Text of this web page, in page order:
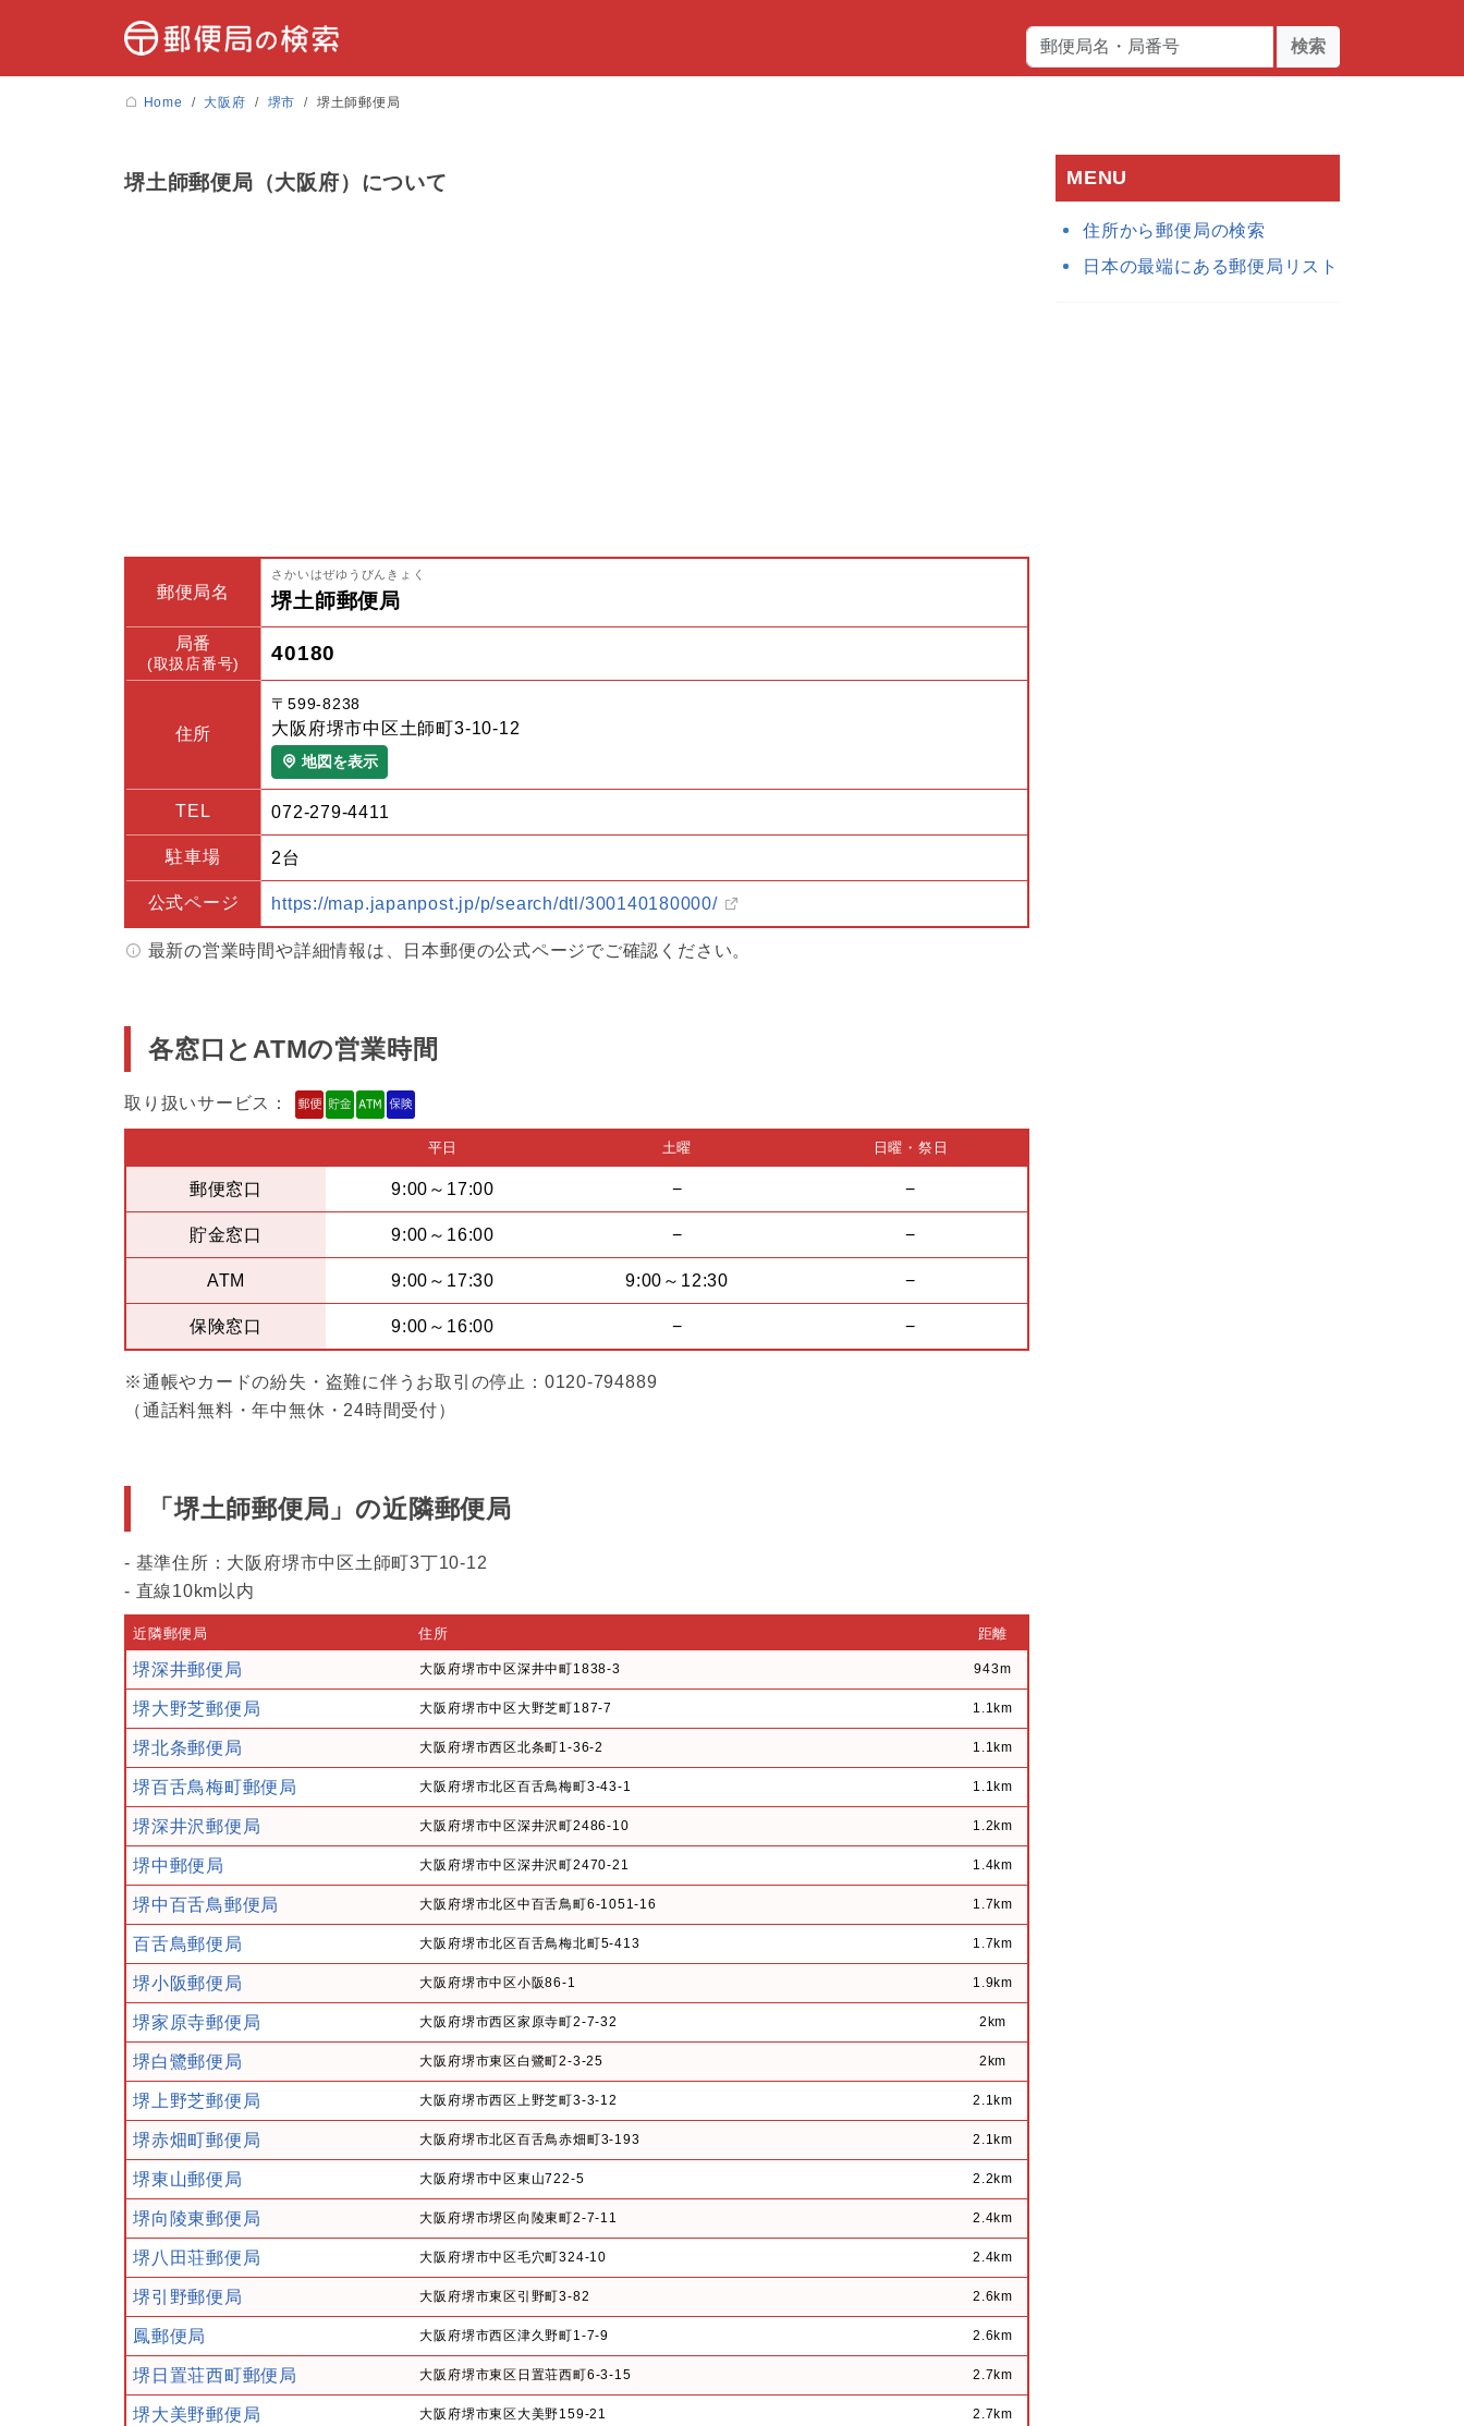
検索
Home 大阪府 堺市 堺土師郵便局
堺土師郵便局（大阪府）について
郵便局名
さかいはぜゆうびんきょく
堺土師郵便局
局番
(取扱店番号) 40180
住所
〒599-8238
大阪府堺市中区土師町3-10-12
地図を表示
TEL 072-279-4411
駐車場 2台
公式ページ https://map.japanpost.jp/p/search/dtl/300140180000/
最新の営業時間や詳細情報は、日本郵便の公式ページでご確認ください。
各窓口とATMの営業時間
取り扱いサービス：
平日 土曜 日曜・祭日
郵便窓口 9:00～17:00 − −
貯金窓口 9:00～16:00 − −
ATM 9:00～17:30 9:00～12:30 −
保険窓口 9:00～16:00 − −
※通帳やカードの紛失・盗難に伴うお取引の停止：0120-794889
（通話料無料・年中無休・24時間受付）
「堺土師郵便局」の近隣郵便局
- 基準住所：大阪府堺市中区土師町3丁10-12
- 直線10km以内
近隣郵便局 住所 距離
堺深井郵便局 大阪府堺市中区深井中町1838-3 943m
堺大野芝郵便局 大阪府堺市中区大野芝町187-7 1.1km
堺北条郵便局 大阪府堺市西区北条町1-36-2 1.1km
堺百舌鳥梅町郵便局 大阪府堺市北区百舌鳥梅町3-43-1 1.1km
堺深井沢郵便局 大阪府堺市中区深井沢町2486-10 1.2km
堺中郵便局 大阪府堺市中区深井沢町2470-21 1.4km
堺中百舌鳥郵便局 大阪府堺市北区中百舌鳥町6-1051-16 1.7km
百舌鳥郵便局 大阪府堺市北区百舌鳥梅北町5-413 1.7km
堺小阪郵便局 大阪府堺市中区小阪86-1 1.9km
堺家原寺郵便局 大阪府堺市西区家原寺町2-7-32 2km
堺白鷺郵便局 大阪府堺市東区白鷺町2-3-25 2km
堺上野芝郵便局 大阪府堺市西区上野芝町3-3-12 2.1km
堺赤畑町郵便局 大阪府堺市北区百舌鳥赤畑町3-193 2.1km
堺東山郵便局 大阪府堺市中区東山722-5 2.2km
堺向陵東郵便局 大阪府堺市堺区向陵東町2-7-11 2.4km
堺八田荘郵便局 大阪府堺市中区毛穴町324-10 2.4km
堺引野郵便局 大阪府堺市東区引野町3-82 2.6km
鳳郵便局 大阪府堺市西区津久野町1-7-9 2.6km
堺日置荘西町郵便局 大阪府堺市東区日置荘西町6-3-15 2.7km
堺大美野郵便局 大阪府堺市東区大美野159-21 2.7km
MENU
住所から郵便局の検索
日本の最端にある郵便局リスト